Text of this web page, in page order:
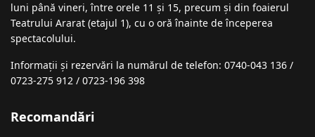
luni până vineri, între orele 11 și 15, precum și din foaierul
Teatrului Ararat (etajul 1), cu o oră înainte de începerea
spectacolului.
Informații şi rezervări la numărul de telefon: 0740-043 136 /
0723-275 912 / 0723-196 398
Recomandări